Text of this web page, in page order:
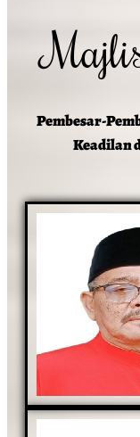
Pembesar-
Keadilan